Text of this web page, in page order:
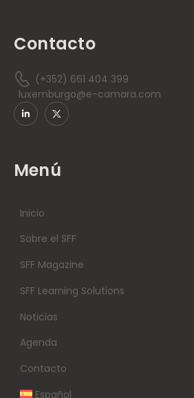
Contacto
(+352) 661 404 399
luxemburgo@e-camara.com
Menú
Inicio
Sobre el SFF
SFF Magazine
SFF Learning Solutions
Noticias
Agenda
Contacto
Español